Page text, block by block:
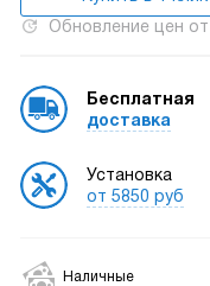
Обновление цен от
Бесплатная
доставка
Установка
от 5850 руб
Наличные